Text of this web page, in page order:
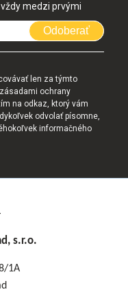
medzi prvými
Odoberať
len za týmto
ochrany
na odkaz, ktorý vám
odvolať písomne,
informačného
s.r.o.
1A